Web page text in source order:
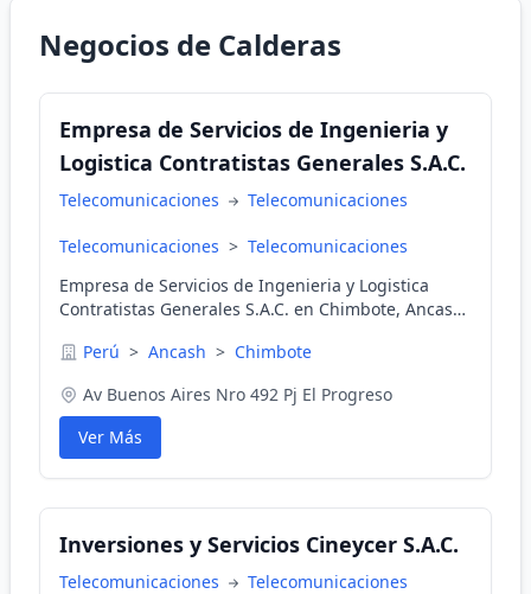
Negocios de Calderas
Empresa de Servicios de Ingenieria y
Logistica Contratistas Generales S.A.C.
Telecomunicaciones Telecomunicaciones
Telecomunicaciones > Telecomunicaciones
Empresa de Servicios de Ingenieria y Logistica
Contratistas Generales S.A.C. en Chimbote, Ancash,
Perú > Ancash > Chimbote
Av Buenos Aires Nro 492 Pj El Progreso
Ver Más
Inversiones y Servicios Cineycer S.A.C.
Telecomunicaciones Telecomunicaciones